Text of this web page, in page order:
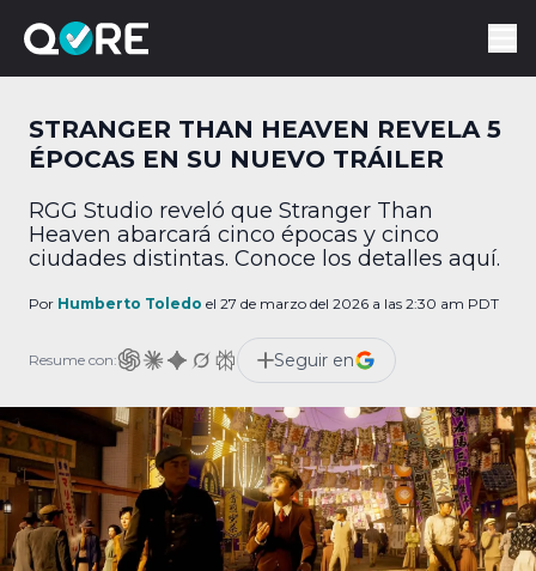
STRANGER THAN HEAVEN REVELA 5
ÉPOCAS EN SU NUEVO TRÁILER
RGG Studio reveló que Stranger Than
Heaven abarcará cinco épocas y cinco
ciudades distintas. Conoce los detalles aquí.
Por Humberto Toledo el 27 de marzo del 2026 a las 2:30 am PDT
Resume con: Seguir en